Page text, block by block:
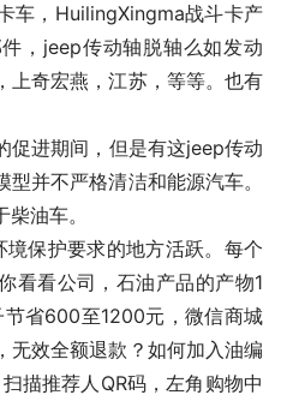
车，HuilingXingma战斗卡产
，jeep传动轴脱轴么如发动
上奇宏燕，江苏，等等。也有
促进期间，但是有这jeep传动
并不严格清洁和能源汽车。
油车。
保护要求的地方活跃。每个
看看公司，石油产品的产物1
省600至1200元，微信商城
无效全额退款？如何加入油编
描推荐人QR码，左角购物中